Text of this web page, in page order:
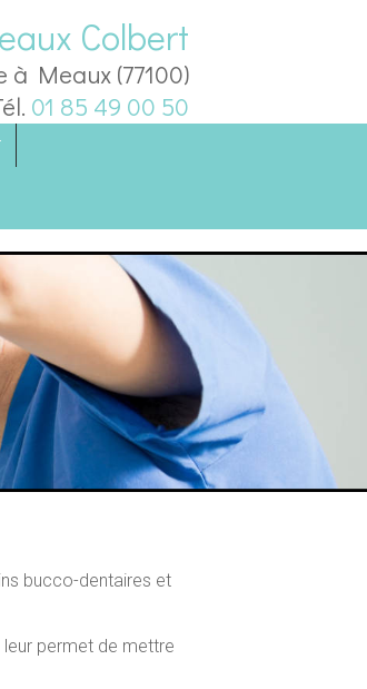
Colbert
Meaux (77100)
01 85 49 00 50
bucco-dentaires et
permet de mettre